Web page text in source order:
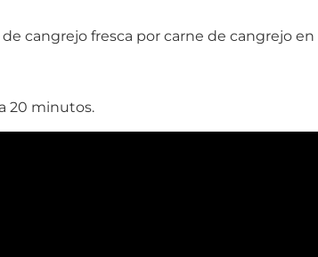
cangrejo fresca por carne de cangrejo en
20 minutos.